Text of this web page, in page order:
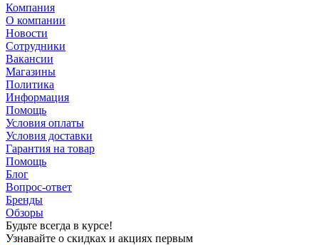
Компания
О компании
Новости
Сотрудники
Вакансии
Магазины
Политика
Информация
Помощь
Условия оплаты
Условия доставки
Гарантия на товар
Помощь
Блог
Вопрос-ответ
Бренды
Обзоры
Будьте всегда в курсе!
Узнавайте о скидках и акциях первым